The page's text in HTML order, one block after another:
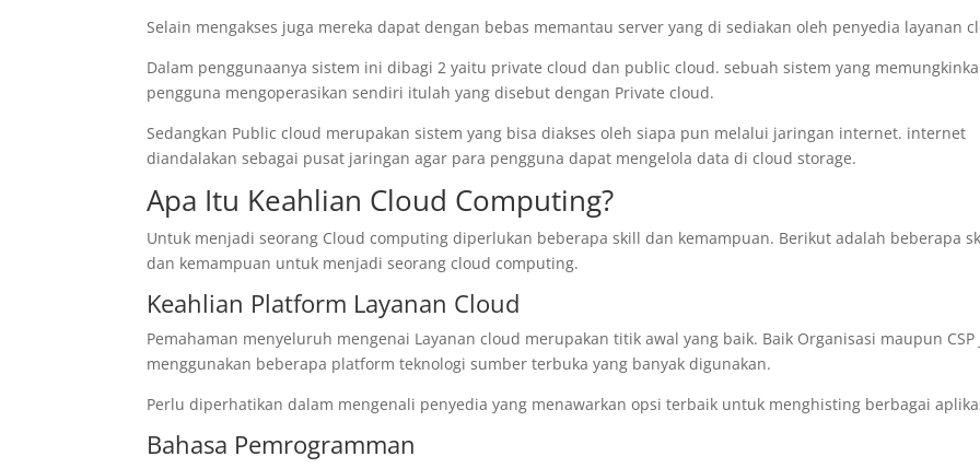
Selain mengakses juga mereka dapat dengan bebas memantau server yang di sediakan oleh penyedia layanan
Dalam penggunaanya sistem ini dibagi 2 yaitu private cloud dan public cloud. sebuah sistem yang
pengguna mengoperasikan sendiri itulah yang disebut dengan Private cloud.
Sedangkan Public cloud merupakan sistem yang bisa diakses oleh siapa pun melalui jaringan internet. internet
diandalakan sebagai pusat jaringan agar para pengguna dapat mengelola data di cloud storage.
Apa Itu Keahlian Cloud Computing?
Untuk menjadi seorang Cloud computing diperlukan beberapa skill dan kemampuan. Berikut adalah beberapa
dan kemampuan untuk menjadi seorang cloud computing.
Keahlian Platform Layanan Cloud
Pemahaman menyeluruh mengenai Layanan cloud merupakan titik awal yang baik. Baik Organisasi maupun CSP
menggunakan beberapa platform teknologi sumber terbuka yang banyak digunakan.
Perlu diperhatikan dalam mengenali penyedia yang menawarkan opsi terbaik untuk menghisting berbagai
Bahasa Pemrogramman